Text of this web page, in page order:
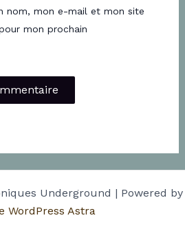
nom, mon e-mail et mon site
mon prochain
Underground | Powered by
WordPress Astra